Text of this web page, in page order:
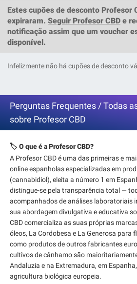
Estes cupões de desconto Profesor
expiraram. Seguir Profesor CBD e
notificação assim que um voucher
disponível.
Infelizmente não há cupões de desconto
Perguntas Frequentes / Todas
sobre Profesor CBD
🏷️ O que é a Profesor CBD?
A Profesor CBD é uma das primeiras e
online espanholas especializadas em
(cannabidiol), eleita a número 1 em
distingue-se pela transparência total —
acompanhados de análises laboratoriais
sua abordagem divulgativa e educativa
CBD comercializa as suas próprias
óleos, La Cordobesa e La Generosa para
como produtos de outros fabricantes
cultivos de cânhamo são
Andaluzia e na Extremadura, em
agricultura biológica europeia.